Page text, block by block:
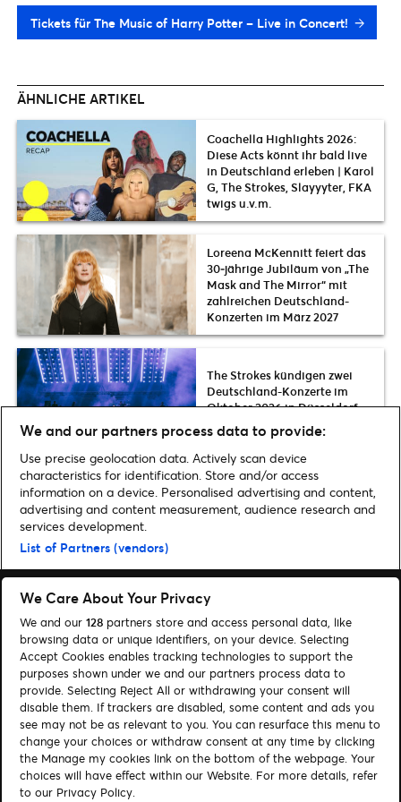
Tickets für The Music of Harry Potter – Live in Concert!
ÄHNLICHE ARTIKEL
Coachella Highlights 2026:
Diese Acts könnt ihr bald live
in Deutschland erleben | Karol
G, The Strokes, Slayyyter, FKA
twigs u.v.m.
Loreena McKennitt feiert das
30‑jährige Jubiläum von „The
Mask and The Mirror“ mit
zahlreichen Deutschland-
Konzerten im März 2027
The Strokes kündigen zwei
Deutschland-Konzerte im
Oktober 2026 in Düsseldorf
und Berlin an
Musik
The Music of Harry Potter – Live in Concert 2022/2023 | Ein
musikalischer Ausflug in die Welt der Filmreihe
Suchen
Cookie-Einwilligungstool
Autor*innen
Kontakt
Impressum
Tickets
Folge uns:
We and our partners process data to provide:
Use precise geolocation data. Actively scan device
characteristics for identification. Store and/or access
information on a device. Personalised advertising and content,
advertising and content measurement, audience research and
services development.
List of Partners (vendors)
We Care About Your Privacy
We and our 128 partners store and access personal data, like
browsing data or unique identifiers, on your device. Selecting
Accept Cookies enables tracking technologies to support the
purposes shown under we and our partners process data to
provide. Selecting Reject All or withdrawing your consent will
disable them. If trackers are disabled, some content and ads you
see may not be as relevant to you. You can resurface this menu to
change your choices or withdraw consent at any time by clicking
the Manage my cookies link on the bottom of the webpage. Your
choices will have effect within our Website. For more details, refer
to our Privacy Policy.